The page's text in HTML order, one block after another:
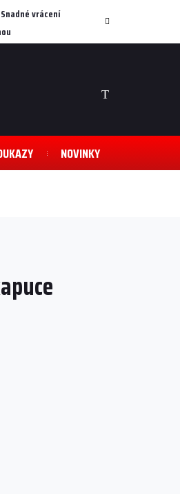
Snadné vrácení
NÁKUPNÍ
NOVINKY